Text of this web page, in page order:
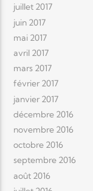
juillet 2017
juin 2017
mai 2017
avril 2017
mars 2017
février 2017
janvier 2017
décembre 2016
novembre 2016
octobre 2016
septembre 2016
août 2016